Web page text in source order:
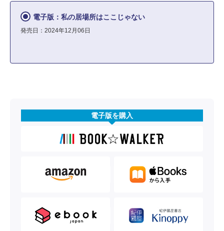
電子版：私の居場所はここじゃない
発売日：2024年12月06日
電子版を購入